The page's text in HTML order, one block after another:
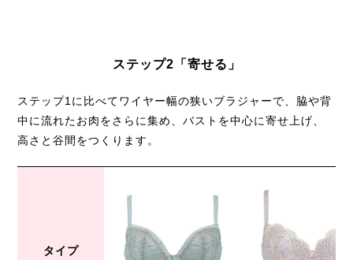
ステップ2「寄せる」
ステップ1に比べてワイヤー幅の狭いブラジャーで、脇や背
中に流れたお肉をさらに集め、バストを中心に寄せ上げ、
高さと谷間をつくります。
タイプ